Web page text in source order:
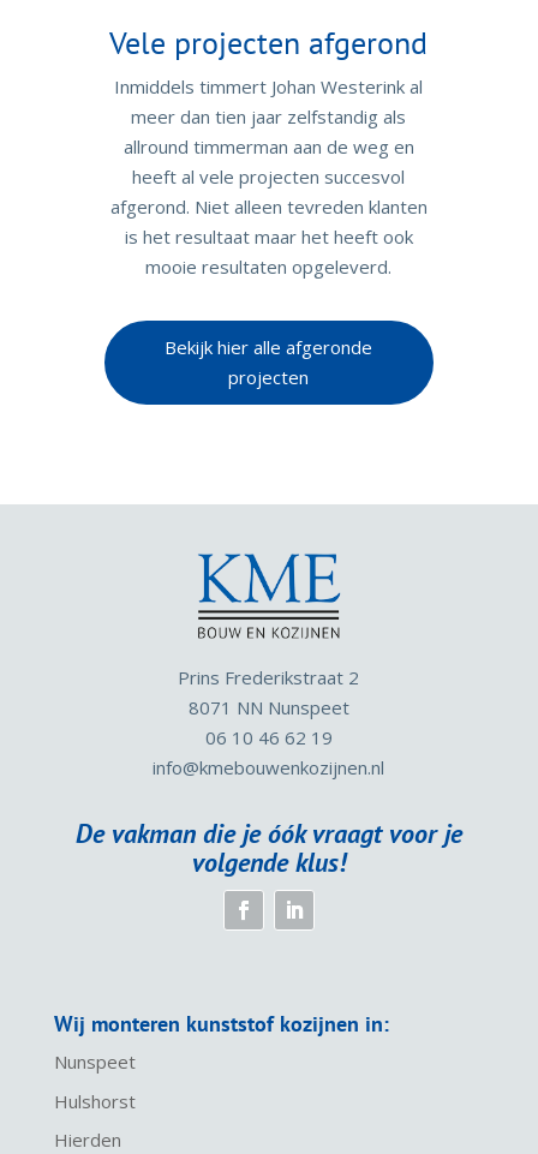
Vele projecten afgerond
Inmiddels timmert Johan Westerink al
meer dan tien jaar zelfstandig als
allround timmerman aan de weg en
heeft al vele projecten succesvol
afgerond. Niet alleen tevreden klanten
is het resultaat maar het heeft ook
mooie resultaten opgeleverd.
Bekijk hier alle afgeronde
projecten
Prins Frederikstraat 2
8071 NN Nunspeet
06 10 46 62 19
info@kmebouwenkozijnen.nl
De vakman die je óók vraagt voor je
volgende klus!
Wij monteren kunststof kozijnen in:
Nunspeet
Hulshorst
Hierden